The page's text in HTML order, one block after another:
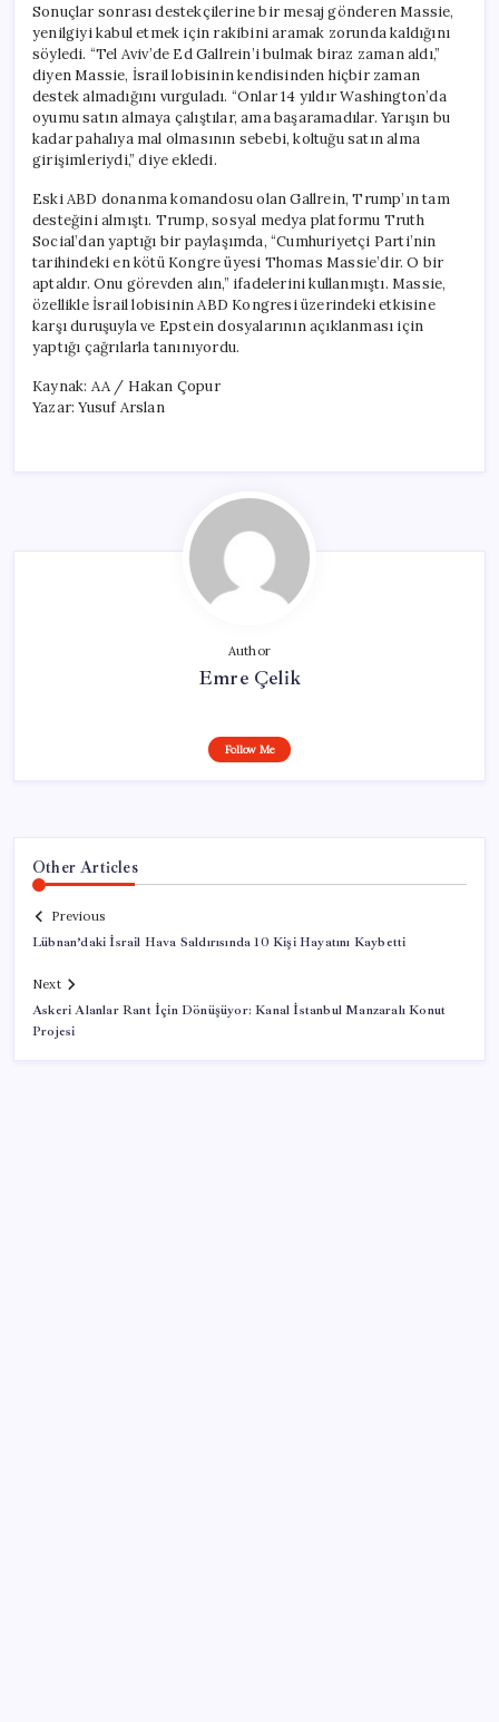
Sonuçlar sonrası destekçilerine bir mesaj gönderen Massie,
yenilgiyi kabul etmek için rakibini aramak zorunda kaldığını
söyledi. “Tel Aviv’de Ed Gallrein’i bulmak biraz zaman aldı,”
diyen Massie, İsrail lobisinin kendisinden hiçbir zaman
destek almadığını vurguladı. “Onlar 14 yıldır Washington’da
oyumu satın almaya çalıştılar, ama başaramadılar. Yarışın bu
kadar pahalıya mal olmasının sebebi, koltuğu satın alma
girişimleriydi,” diye ekledi.
Eski ABD donanma komandosu olan Gallrein, Trump’ın tam
desteğini almıştı. Trump, sosyal medya platformu Truth
Social’dan yaptığı bir paylaşımda, “Cumhuriyetçi Parti’nin
tarihindeki en kötü Kongre üyesi Thomas Massie’dir. O bir
aptaldır. Onu görevden alın,” ifadelerini kullanmıştı. Massie,
özellikle İsrail lobisinin ABD Kongresi üzerindeki etkisine
karşı duruşuyla ve Epstein dosyalarının açıklanması için
yaptığı çağrılarla tanınıyordu.
Kaynak: AA / Hakan Çopur
Yazar: Yusuf Arslan
Author
Emre Çelik
Follow Me
Other Articles
Previous
Lübnan’daki İsrail Hava Saldırısında 10 Kişi Hayatını Kaybetti
Next
Askeri Alanlar Rant İçin Dönüşüyor: Kanal İstanbul Manzaralı Konut
Projesi